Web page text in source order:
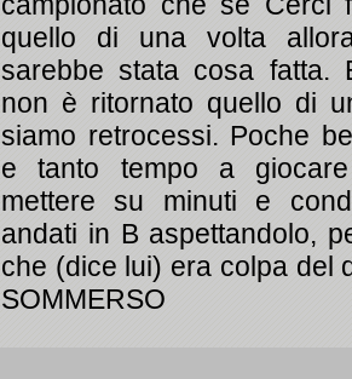
quello di una volta
sarebbe stata cosa fatta.
non è ritornato quello di
siamo retrocessi. Poche
e tanto tempo a
mettere su minuti e
andati in B aspettandolo,
che (dice lui) era colpa del
SOMMERSO